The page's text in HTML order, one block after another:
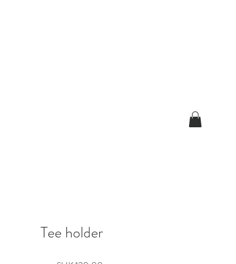
Tee holder